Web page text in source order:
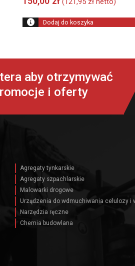
Dodaj do koszyka
aby otrzymywać
i oferty
Agregaty tynkarskie
Agregaty szpachlarskie
Malowarki drogowe
Urządzenia do wdmuchiwania celulozy i
Narzędzia ręczne
Chemia budowlana